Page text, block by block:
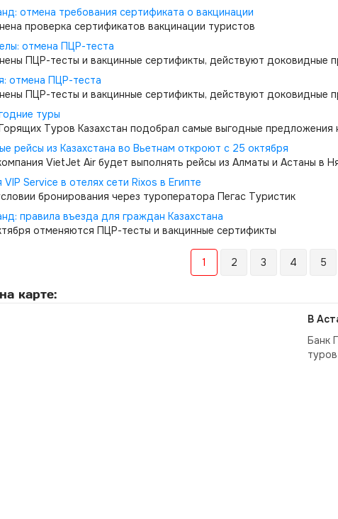
отмена требования сертификата о вакцинации
проверка сертификатов вакцинации туристов
отмена ПЦР-теста
ПЦР-тесты и вакцинные сертификты, действуют доковидные
отмена ПЦР-теста
ПЦР-тесты и вакцинные сертификты, действуют доковидные
туры
Туров Казахстан подобрал самые выгодные предложения
рейсы из Казахстана во Вьетнам откроют с 25 октября
VietJet Air будет выполнять рейсы из Алматы и Астаны в
VIP Service в отелях сети Rixos в Египте
бронирования через туроператора Пегас Туристик
правила въезда для граждан Казахстана
отменяются ПЦР-тесты и вакцинные сертификты
1 2 3 4 5
карте:
В
Банк